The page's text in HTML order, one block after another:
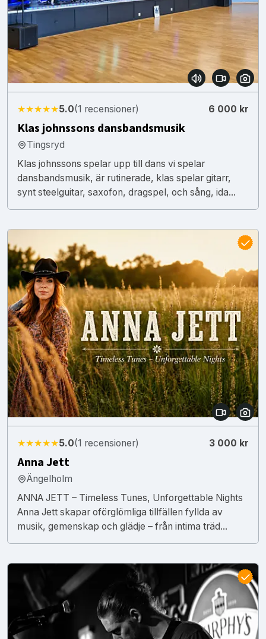
★★★★★5.0(1 recensioner) 6 000 kr
Klas johnssons dansbandsmusik
Tingsryd
Klas johnssons spelar upp till dans vi spelar
dansbandsmusik, är rutinerade, klas spelar gitarr,
synt steelguitar, saxofon, dragspel, och sång, ida...
★★★★★5.0(1 recensioner) 3 000 kr
Anna Jett
Ängelholm
ANNA JETT – Timeless Tunes, Unforgettable Nights
Anna Jett skapar oförglömliga tillfällen fyllda av
musik, gemenskap och glädje – från intima träd...